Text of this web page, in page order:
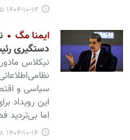
۱۴۰۴-۱۰-۱۴ ۰۸:۳۵
ایمنا مگ
دستگیری
سیاسی و
این رویداد
اما
۱۴۰۴-۱۰-۱۴ ۰۸:۲۸